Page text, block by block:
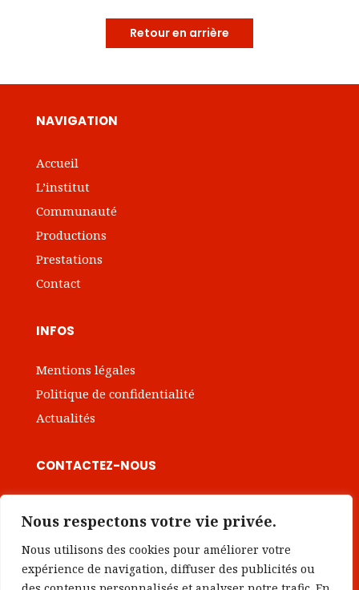
Nous respectons votre vie privée.
Nous utilisons des cookies pour améliorer votre
expérience de navigation, diffuser des publicités ou
Retour en arrière
NAVIGATION
Accueil
L’institut
Communauté
Productions
Prestations
Contact
INFOS
Mentions légales
Politique de confidentialité
Actualités
CONTACTEZ-NOUS
Prendre rendez-vous